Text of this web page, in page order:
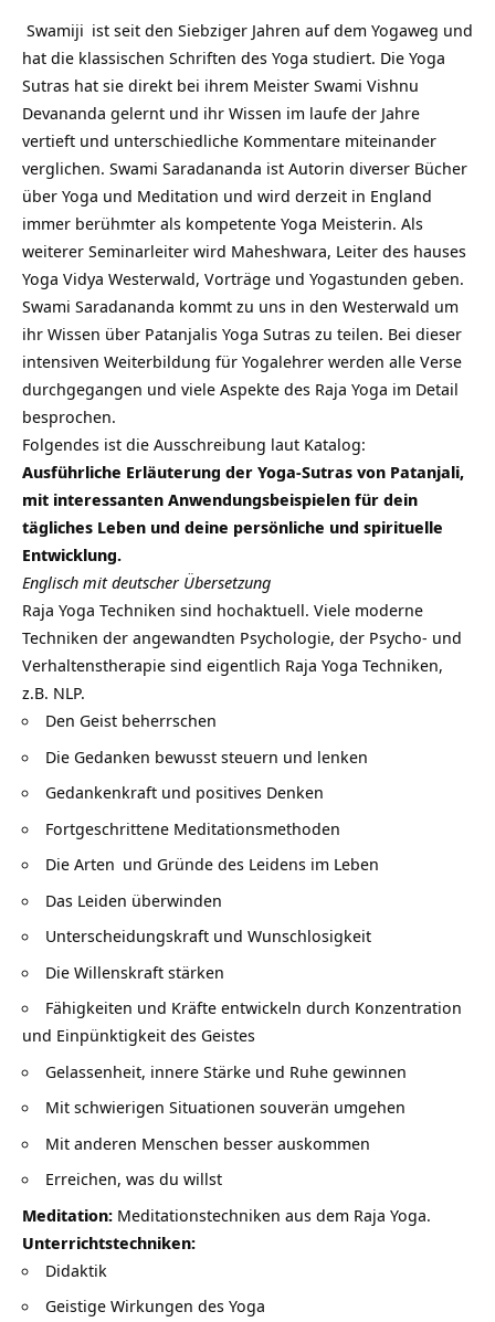
Swamiji ist seit den Siebziger Jahren auf dem Yogaweg und
hat die klassischen Schriften des Yoga studiert. Die Yoga
Sutras hat sie direkt bei ihrem Meister Swami Vishnu
Devananda gelernt und ihr Wissen im laufe der Jahre
vertieft und unterschiedliche Kommentare miteinander
verglichen. Swami Saradananda ist Autorin diverser Bücher
über Yoga und Meditation und wird derzeit in England
immer berühmter als kompetente Yoga Meisterin. Als
weiterer Seminarleiter wird Maheshwara, Leiter des hauses
Yoga Vidya Westerwald, Vorträge und Yogastunden geben.
Swami Saradananda kommt zu uns in den Westerwald um
ihr Wissen über Patanjalis Yoga Sutras zu teilen. Bei dieser
intensiven Weiterbildung für Yogalehrer werden alle Verse
durchgegangen und viele Aspekte des Raja Yoga im Detail
besprochen.
Folgendes ist die Ausschreibung laut Katalog:
Ausführliche Erläuterung der Yoga-Sutras von Patanjali,
mit interessanten Anwendungsbeispielen für dein
tägliches Leben und deine persönliche und spirituelle
Entwicklung.
Englisch mit deutscher Übersetzung
Raja Yoga Techniken sind hochaktuell. Viele moderne
Techniken der angewandten Psychologie, der Psycho- und
Verhaltenstherapie sind eigentlich Raja Yoga Techniken,
z.B. NLP.
Den Geist beherrschen
Die Gedanken bewusst steuern und lenken
Gedankenkraft und positives Denken
Fortgeschrittene Meditationsmethoden
Die Arten und Gründe des Leidens im Leben
Das Leiden überwinden
Unterscheidungskraft und Wunschlosigkeit
Die Willenskraft stärken
Fähigkeiten und Kräfte entwickeln durch Konzentration
und Einpünktigkeit des Geistes
Gelassenheit, innere Stärke und Ruhe gewinnen
Mit schwierigen Situationen souverän umgehen
Mit anderen Menschen besser auskommen
Erreichen, was du willst
Meditation: Meditationstechniken aus dem Raja Yoga.
Unterrichtstechniken:
Didaktik
Geistige Wirkungen des Yoga